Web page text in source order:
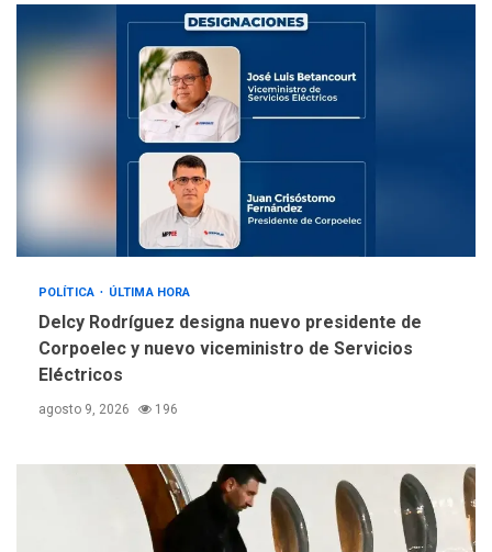
4
llevar a problemas
sanitarios y asumirse como
problema de orden público
REGIONALES
Alcaldía de Mariño climatiza
Núcleo del Sistema de
Orquestas Porlamar
POLÍTICA ÚLTIMA HORA
Delcy Rodríguez designa nuevo presidente de
Corpoelec y nuevo viceministro de Servicios
Eléctricos
agosto 9, 2026 196